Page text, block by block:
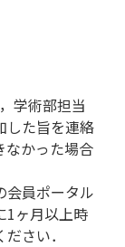
学術部担当
した旨を連絡
なかった場合
会員ポータル
1ヶ月以上時
さい．